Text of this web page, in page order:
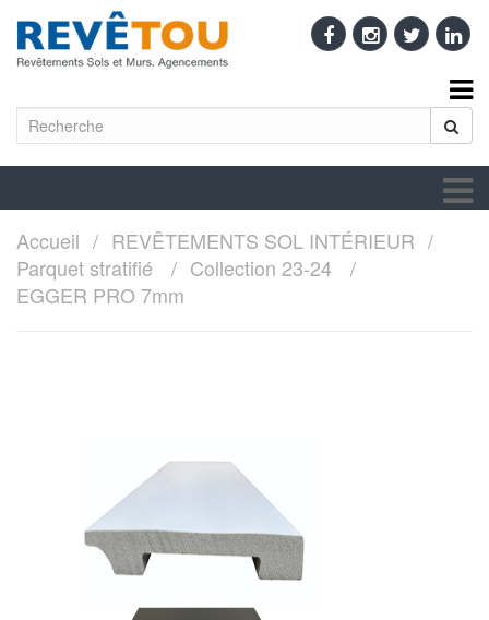
Accueil
REVÊTEMENTS SOL INTÉRIEUR
Parquet stratifié
Collection 23-24
EGGER PRO 7mm